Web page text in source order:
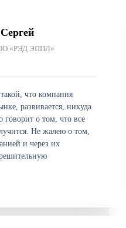
«РЭД ЭППЛ»
что компания
развивается, никуда
говорит о том, что все
Не жалею о том,
и через их